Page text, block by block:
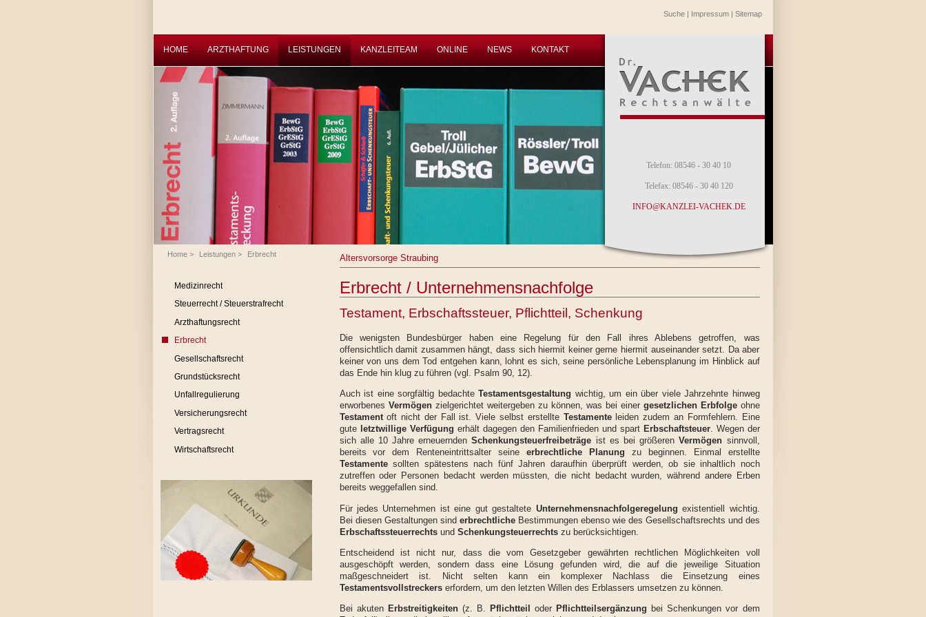
Suche| Impressum| Sitemap
HOME ARZTHAFTUNG LEISTUNGEN KANZLEITEAM ONLINE NEWS KONTAKT
Telefon: 08546 - 30 40 10
Telefax: 08546 - 30 40 120
INFO@KANZLEI-VACHEK.DE
Home> Leistungen> Erbrecht
Medizinrecht
Steuerrecht / Steuerstrafrecht
Arzthaftungsrecht
Erbrecht
Gesellschaftsrecht
Grundstücksrecht
Unfallregulierung
Versicherungsrecht
Vertragsrecht
Wirtschaftsrecht
Altersvorsorge Straubing
Erbrecht / Unternehmensnachfolge
Testament, Erbschaftssteuer, Pflichtteil, Schenkung
Die wenigsten Bundesbürger haben eine Regelung für den Fall ihres Ablebens getroffen, was
offensichtlich damit zusammen hängt, dass sich hiermit keiner gerne hiermit auseinander setzt. Da aber
keiner von uns dem Tod entgehen kann, lohnt es sich, seine persönliche Lebensplanung im Hinblick auf
das Ende hin klug zu führen (vgl. Psalm 90, 12).
Auch ist eine sorgfältig bedachte Testamentsgestaltung wichtig, um ein über viele Jahrzehnte hinweg
erworbenes Vermögenzielgerichtet weitergeben zu können, was bei einer gesetzlichen Erbfolgeohne
Testamentoft nicht der Fall ist. Viele selbst erstellte Testamenteleiden zudem an Formfehlern. Eine
gute letztwillige Verfügung erhält dagegen den Familienfrieden und spart Erbschaftsteuer. Wegen der
sich alle 10 Jahre erneuerndenSchenkungsteuerfreibeträge ist es bei größerenVermögen sinnvoll,
bereits vor dem Renteneintrittsalter seine erbrechtliche Planung zu beginnen. Einmal erstellte
Testamentesollten spätestens nach fünf Jahren daraufhin überprüft werden, ob sie inhaltlich noch
zutreffen oder Personen bedacht werden müssten, die nicht bedacht wurden, während andere Erben
bereits weggefallen sind.
Für jedes Unternehmen ist eine gut gestaltete Unternehmensnachfolgeregelung existentiell wichtig.
Bei diesen Gestaltungen sind erbrechtlicheBestimmungen ebenso wie des Gesellschaftsrechts und des
Erbschaftssteuerrechtsund Schenkungsteuerrechtszu berücksichtigen.
Entscheidend ist nicht nur, dass die vom Gesetzgeber gewährten rechtlichen Möglichkeiten voll
ausgeschöpft werden, sondern dass eine Lösung gefunden wird, die auf die jeweilige Situation
maßgeschneidert ist. Nicht selten kann ein komplexer Nachlass die Einsetzung eines
Testamentsvollstreckerserfordern, um den letzten Willen des Erblassers umsetzen zu können.
Bei akuten Erbstreitigkeiten(z. B. Pflichtteil oder Pflichtteilsergänzung bei Schenkungen vor dem